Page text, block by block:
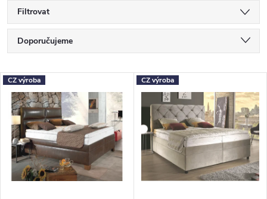
Filtrovat
a
z
e
n
p
Doporučujeme
Nejdražší
Nejprodávanější
Abecedně
V
ý
p
s
CZ výroba CZ výroba